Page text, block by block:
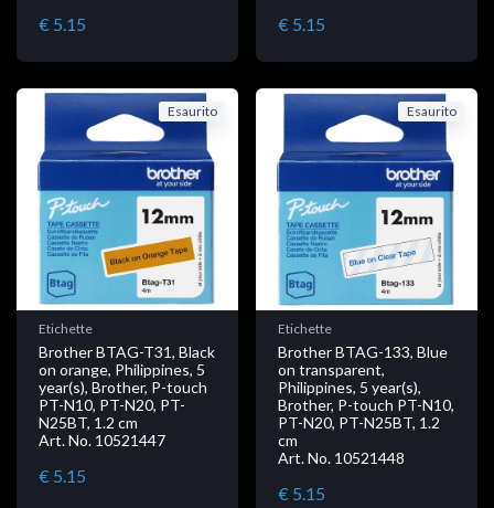
€ 5.15 € 5.15
Esaurito
Etichette
Brother BTAG-T31, Black
on orange, Philippines, 5
year(s), Brother, P-touch
PT-N10, PT-N20, PT-
N25BT, 1.2 cm
Art. No. 10521447
€ 5.15
Esaurito
Etichette
Brother BTAG-133, Blue
on transparent,
Philippines, 5 year(s),
Brother, P-touch PT-N10,
PT-N20, PT-N25BT, 1.2
cm
Art. No. 10521448
€ 5.15